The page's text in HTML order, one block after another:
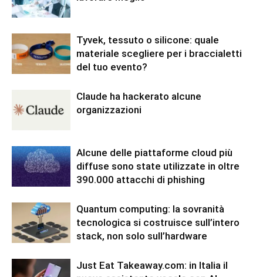
Tyvek, tessuto o silicone: quale
materiale scegliere per i braccialetti
del tuo evento?
Claude ha hackerato alcune
organizzazioni
Alcune delle piattaforme cloud più
diffuse sono state utilizzate in oltre
390.000 attacchi di phishing
Quantum computing: la sovranità
tecnologica si costruisce sull’intero
stack, non solo sull’hardware
Just Eat Takeaway.com: in Italia il